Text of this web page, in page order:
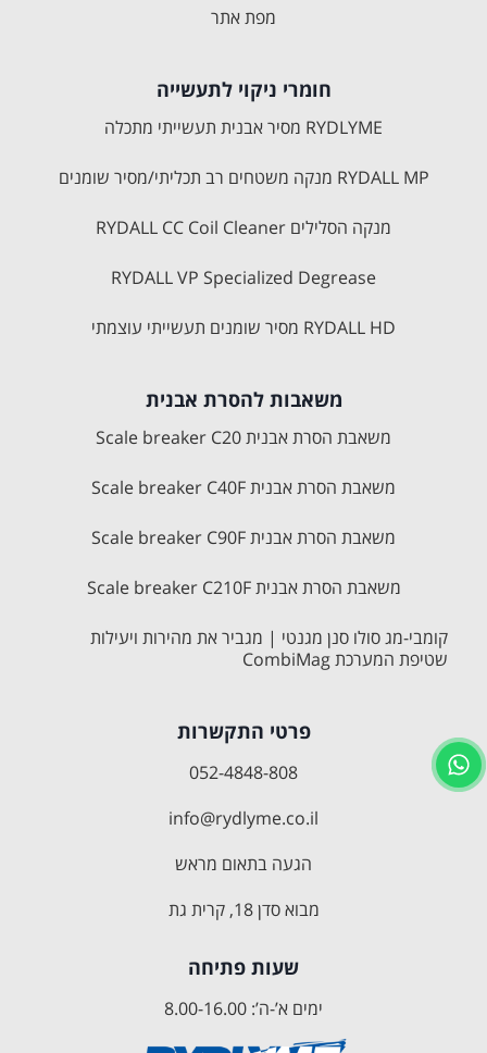
מפת אתר
חומרי ניקוי לתעשייה
RYDLYME מסיר אבנית תעשייתי מתכלה
RYDALL MP מנקה משטחים רב תכליתי/מסיר שומנים
מנקה הסלילים RYDALL CC Coil Cleaner
RYDALL VP Specialized Degrease
RYDALL HD מסיר שומנים תעשייתי עוצמתי
משאבות להסרת אבנית
משאבת הסרת אבנית Scale breaker C20
משאבת הסרת אבנית Scale breaker C40F
משאבת הסרת אבנית Scale breaker C90F
משאבת הסרת אבנית Scale breaker C210F
קומבי-מג סולו סנן מגנטי | מגביר את מהירות ויעילות
שטיפת המערכת CombiMag
פרטי התקשרות
052-4848-808
info@rydlyme.co.il
הגעה בתאום מראש
מבוא סדן 18, קרית גת
שעות פתיחה
ימים א’-ה’: 8.00-16.00